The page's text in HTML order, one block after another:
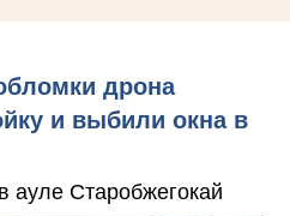
дрона
и выбили окна в
Старобжегокай